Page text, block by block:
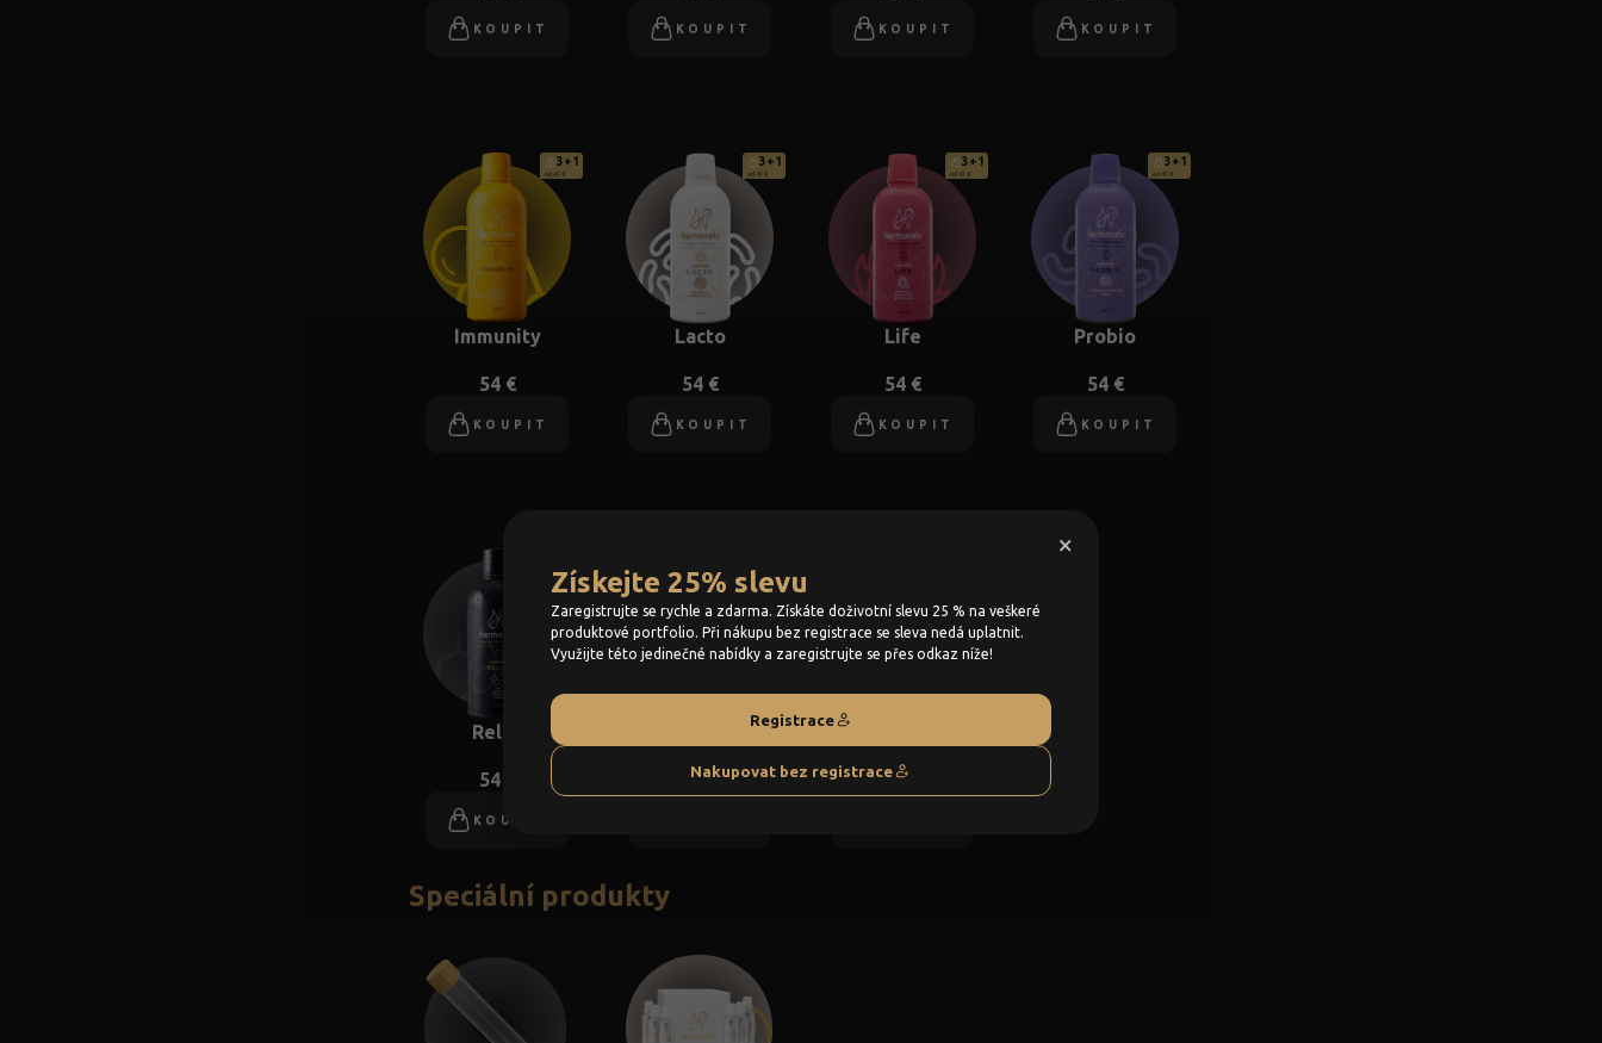
×
Získejte 25% slevu
Zaregistrujte se rychle a zdarma. Získáte doživotní slevu 25 % na veškeré
produktové portfolio. Při nákupu bez registrace se sleva nedá uplatnit.
Využijte této jedinečné nabídky a zaregistrujte se přes odkaz níže!
Registrace
Nakupovat bez registrace
KOUPIT KOUPIT KOUPIT KOUPIT
3+1
od 41 €
Immunity
54 €
KOUPIT
3+1
od 41 €
Lacto
54 €
KOUPIT
3+1
od 41 €
Life
54 €
KOUPIT
3+1
od 41 €
Probio
54 €
KOUPIT
Relax
54 €
KOUPIT
od 41 €
54 € 54 €
Speciální produkty